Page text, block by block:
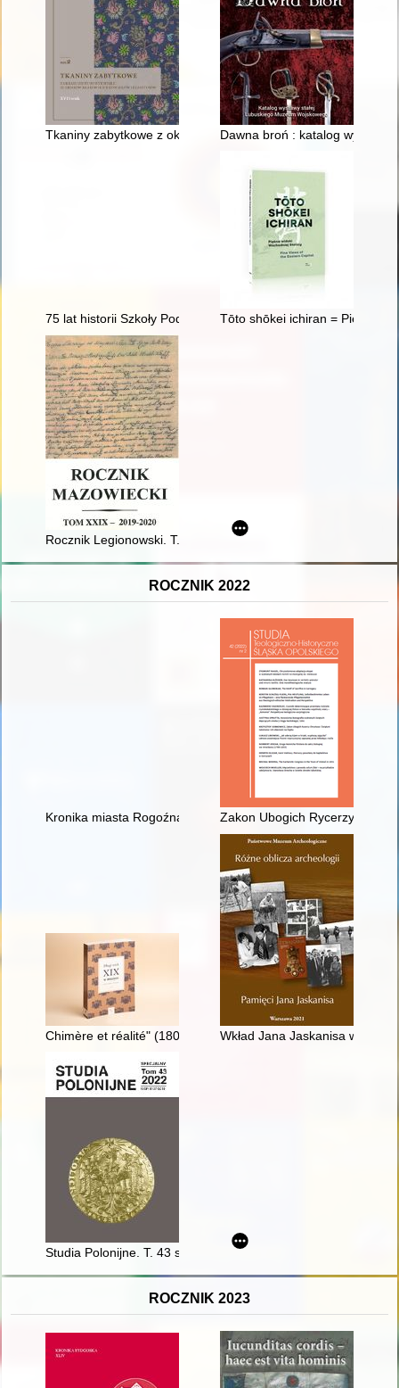
Tkaniny zabytkowe z okresu od XV do XVII wieku ze zbiorów
Dawna broń : katalog wystawy
75 lat historii Szkoły Podstawowej nr 3 we Wrześni 1945-
Tōto shōkei ichiran = Piękne
Rocznik Legionowski. T. 12 - recenzja]
ROCZNIK 2022
Kronika miasta Rogoźna Zakon Ubogich Rycerzy
Chimère et réalité" (1805) : Józef Elsner i jego paryska
Wkład Jana Jaskanisa w
Studia Polonijne. T. 43 spec. (2022)
ROCZNIK 2023